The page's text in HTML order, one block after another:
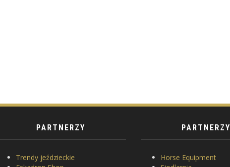
PARTNERZY
Trendy jeździeckie
PARTNERZY
Horse Equipment